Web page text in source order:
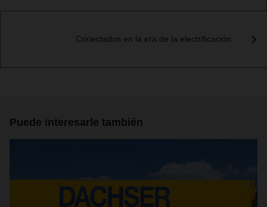
Conectados en la era de la electrificación
Puede interesarle también